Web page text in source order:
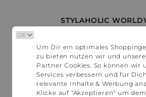
STYLAHOLIC
Österreich
Schweiz
France
United States
Um Dir ein optimales
zu bieten nutzen wir und unsere
Partner Cookies. So können wir
Services verbessern und für Dich
relevante Inhalte & Werbung
Klicke auf "Akzeptieren" um dem